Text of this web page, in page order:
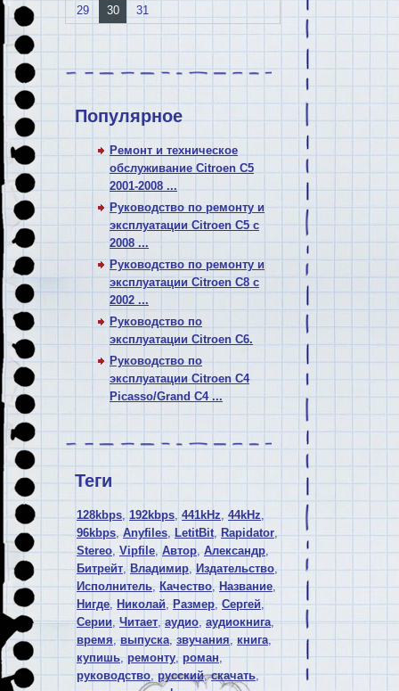
29
30 31
Популярное
Ремонт и техническое
обслуживание Citroen C5
2001-2008 ...
Руководство по ремонту и
эксплуатации Citroen C5 с
2008 ...
Руководство по ремонту и
эксплуатации Citroen C8 с
2002 ...
Руководство по
эксплуатации Citroen C6.
Руководство по
эксплуатации Citroen C4
Picasso/Grand C4 ...
Теги
128kbps, 192kbps, 441kHz, 44kHz,
96kbps,Anyfiles, LetitBit, Rapidator,
Stereo,Vipfile, Автор, Александр,
Битрейт, Владимир, Издательство,
Исполнитель, Качество, Название,
Нигде, Николай, Размер, Сергей,
Серии,Читает,аудио, аудиокнига,
время, выпуска, звучания, книга,
купишь, ремонту, роман,
руководство, русский,скачать,